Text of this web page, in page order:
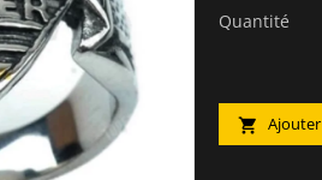
Quantité
